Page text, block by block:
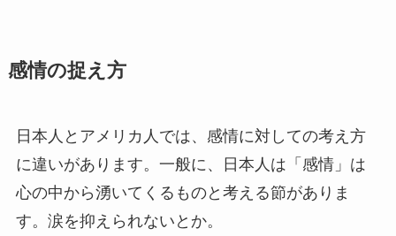
感情の捉え方
日本人とアメリカ人では、感情に対しての考え方
に違いがあります。一般に、日本人は「感情」は
心の中から湧いてくるものと考える節がありま
す。涙を抑えられないとか。